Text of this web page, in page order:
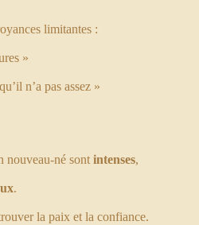
limitantes :
»
n’a pas assez »
nouveau-né sontintenses,
.
la paix et la confiance.